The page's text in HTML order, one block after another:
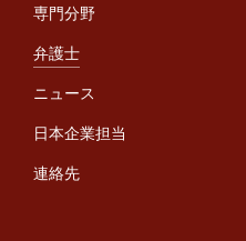
専門分野
弁護士
ニュース
日本企業担当
連絡先